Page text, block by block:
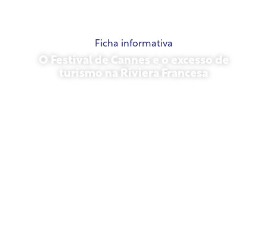
Ficha informativa
O Festival de Cannes e o excesso de
turismo na Riviera Francesa